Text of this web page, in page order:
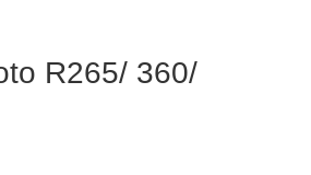
R265/ 360/